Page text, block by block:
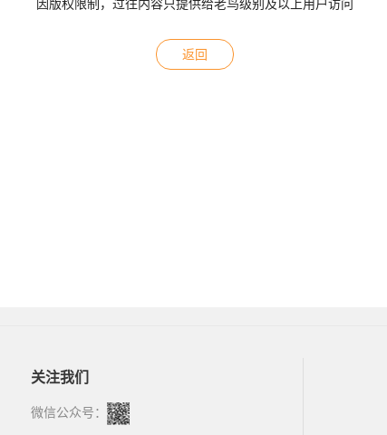
因版权限制，过往内容只提供给老鸟级别及以上用户访问
返回
关注我们
微信公众号：